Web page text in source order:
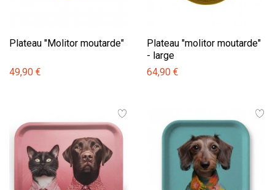
Plateau "Molitor moutarde"
49,90 €
Plateau "molitor moutarde"
- large
64,90 €